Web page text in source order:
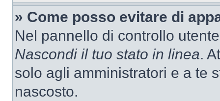
» Come posso evitare di
Nel pannello di controllo
Nascondi il tuo stato in linea.
solo agli amministratori e a te
nascosto.